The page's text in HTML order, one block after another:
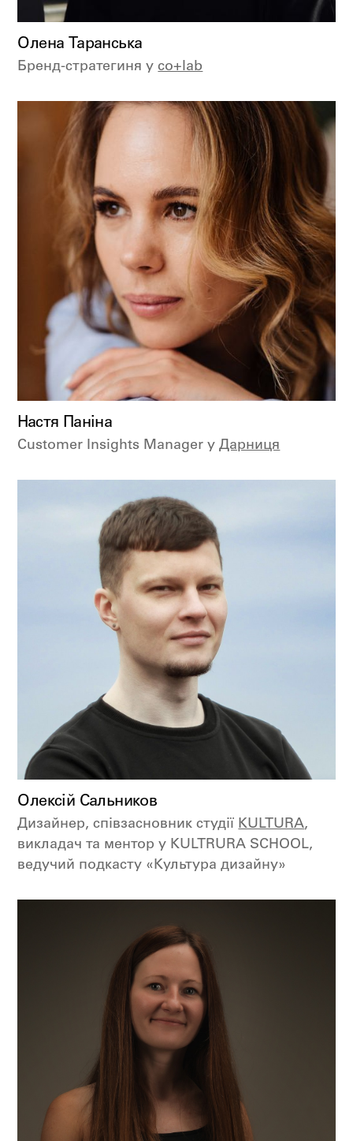
Олена Таранська
Бренд-стратегиня уco+lab
Настя Паніна
Customer Insights Manager уДарниця
Олексій Сальников
Дизайнер, співзасновник студії KULTURA,
викладач та ментор у KULTRURA SСHOOL,
ведучий подкасту «Культура дизайну»